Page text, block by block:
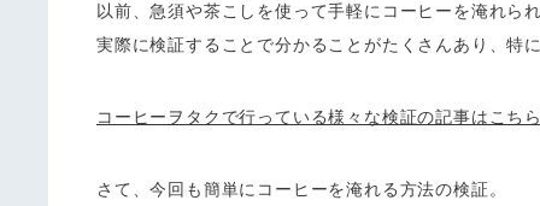
以前、急須や茶こしを使って手軽にコーヒーを淹れら
実際に検証することで分かることがたくさんあり、特
コーヒーヲタクで行っている様々な検証の記事はこ
さて、今回も簡単にコーヒーを淹れる方法の検証。